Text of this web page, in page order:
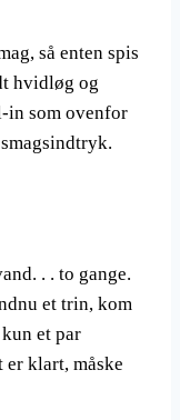
så enten spis
hvidløg og
in som ovenfor
. . to gange.
et trin, kom
et par
er klart, måske